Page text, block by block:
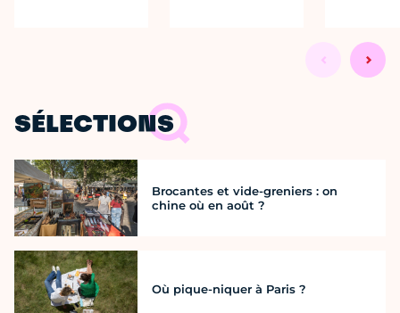
SÉLECTIONS
Brocantes et vide-greniers : on
chine où en août ?
Où pique-niquer à Paris ?